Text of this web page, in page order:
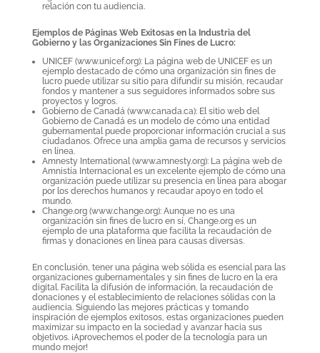
relación con tu audiencia.
Ejemplos de Páginas Web Exitosas en la Industria del
Gobierno y las Organizaciones Sin Fines de Lucro:
UNICEF (www.unicef.org): La página web de UNICEF es un
ejemplo destacado de cómo una organización sin fines de
lucro puede utilizar su sitio para difundir su misión, recaudar
fondos y mantener a sus seguidores informados sobre sus
proyectos y logros.
Gobierno de Canadá (www.canada.ca): El sitio web del
Gobierno de Canadá es un modelo de cómo una entidad
gubernamental puede proporcionar información crucial a sus
ciudadanos. Ofrece una amplia gama de recursos y servicios
en línea.
Amnesty International (www.amnesty.org): La página web de
Amnistía Internacional es un excelente ejemplo de cómo una
organización puede utilizar su presencia en línea para abogar
por los derechos humanos y recaudar apoyo en todo el
mundo.
Change.org (www.change.org): Aunque no es una
organización sin fines de lucro en sí, Change.org es un
ejemplo de una plataforma que facilita la recaudación de
firmas y donaciones en línea para causas diversas.
En conclusión, tener una página web sólida es esencial para las
organizaciones gubernamentales y sin fines de lucro en la era
digital. Facilita la difusión de información, la recaudación de
donaciones y el establecimiento de relaciones sólidas con la
audiencia. Siguiendo las mejores prácticas y tomando
inspiración de ejemplos exitosos, estas organizaciones pueden
maximizar su impacto en la sociedad y avanzar hacia sus
objetivos. ¡Aprovechemos el poder de la tecnología para un
mundo mejor!